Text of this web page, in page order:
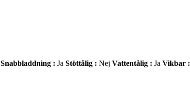
Snabbladdning : Ja Stöttålig : Nej Vattentålig : Ja Vikbar :